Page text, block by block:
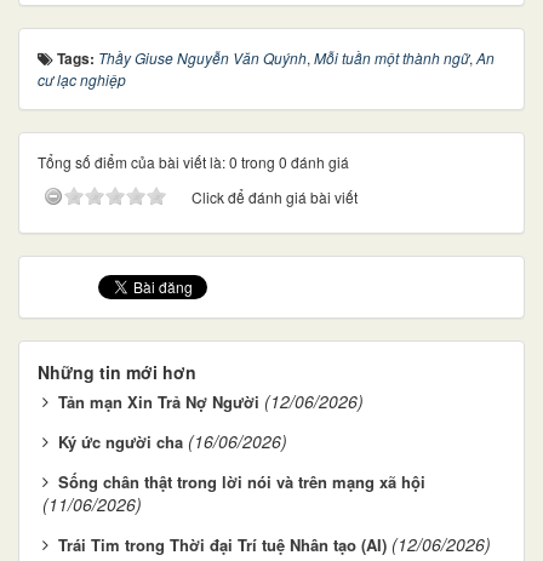
Tags: Thầy Giuse Nguyễn Văn Quýnh, Mỗi tuần một thành ngữ, An
cư lạc nghiệp
Tổng số điểm của bài viết là: 0 trong 0 đánh giá
Click để đánh giá bài viết
Những tin mới hơn
Tản mạn Xin Trả Nợ Người (12/06/2026)
Ký ức người cha (16/06/2026)
Sống chân thật trong lời nói và trên mạng xã hội
(11/06/2026)
Trái Tim trong Thời đại Trí tuệ Nhân tạo (AI) (12/06/2026)